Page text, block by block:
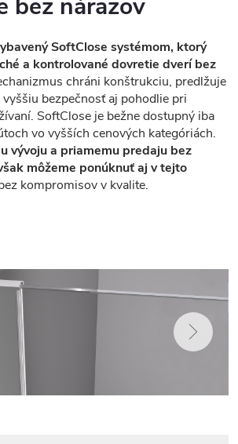
bez nárazov
SoftClose systémom, ktorý
a kontrolované dovretie dverí bez
chráni konštrukciu, predlžuje
bezpečnosť aj pohodlie pri
SoftClose je bežne dostupný iba
vo vyšších cenových kategóriách.
vývoju a priamemu predaju bez
môžeme ponúknuť aj v tejto
kompromisov v kvalite.